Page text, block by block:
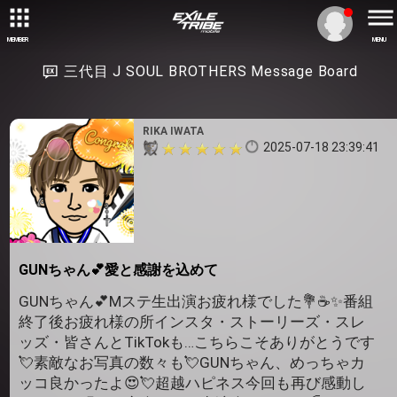
MEMBER MENU
三代目 J SOUL BROTHERS Message Board
RIKA IWATA
2025-07-18 23:39:41
GUNちゃん💕愛と感謝を込めて
GUNちゃん💕Mステ生出演お疲れ様でした💐☕️✨️番組
終了後お疲れ様の所インスタ・ストーリーズ・スレ
ッズ・皆さんとTikTokも…こちらこそありがとうです
💘素敵なお写真の数々も💘GUNちゃん、めっちゃカ
ッコ良かったよ😍💘超越ハピネス今回も再び感動し